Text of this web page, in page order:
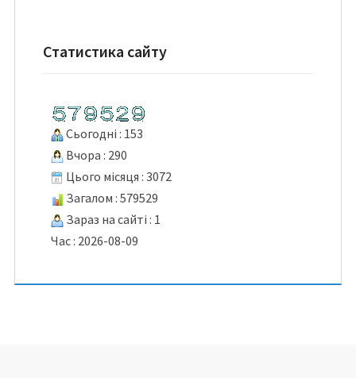
Статистика сайту
Сьогодні : 153
Вчора : 290
Цього місяця : 3072
Загалом : 579529
Зараз на сайті : 1
Час : 2026-08-09